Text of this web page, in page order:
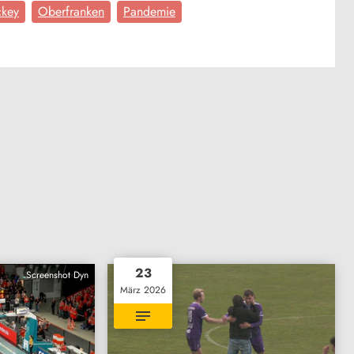
Oberfranken
Pandemie
Screenshot Dyn 23
März 2026